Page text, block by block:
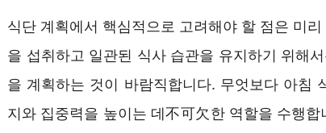
식단 계획에서 핵심적으로 고려해야 할 점은 미
을 섭취하고 일관된 식사 습관을 유지하기 위해
을 계획하는 것이 바람직합니다. 무엇보다 아침
지와 집중력을 높이는 데不可欠한 역할을 수행